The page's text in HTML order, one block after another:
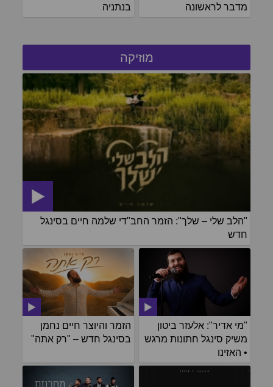
בנתניה
מדבר לראשונה
מוזיקה
"הלב שלי – שלך": הזמר החב"די שלמה חיים בסינגל
חדש
הזמר והיוצר חיים נחמן
בסינגל חדש – "רק אתה"
"מי אדיר": אלעזר ביטון
משיק סינגל חתונות מרגש
• האזינו